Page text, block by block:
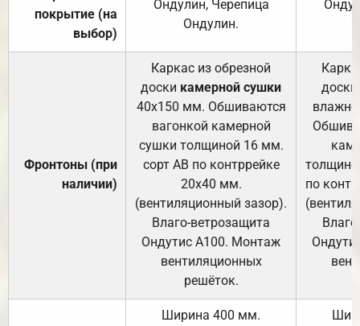
покрытие (на
выбор)
Ондулин, Черепица
Ондулин.
Фронтоны (при
наличии)
Каркас из обрезной
доски камерной сушки
40х150 мм. Обшиваются
вагонкой камерной
сушки толщиной 16 мм.
сорт АВ по контррейке
20х40 мм.
(вентиляционный зазор).
Влаго-ветрозащита
Ондутис А100. Монтаж
вентиляционных
решёток.
доски
по
Ширина 400 мм.